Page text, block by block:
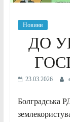
Новини
ДО
23.03.2026
Болградська